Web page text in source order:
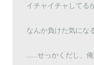
イチャイチャしてる
なんか負けた気にな
……せっかくだし、